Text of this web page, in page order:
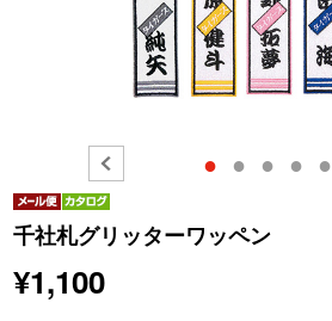
● ● ● ● ●
千社札グリッターワッペン
¥1,100